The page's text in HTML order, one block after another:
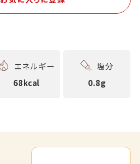
エネルギー
68kcal
塩分
0.8g